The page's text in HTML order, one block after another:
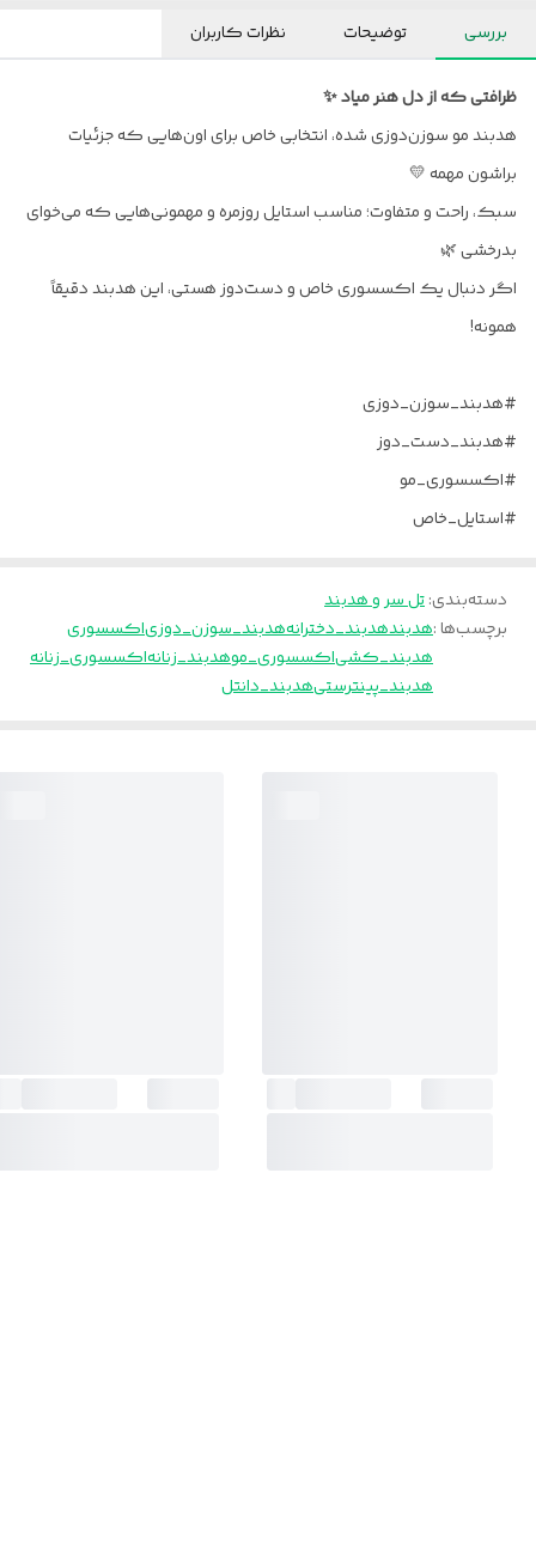
بررسی توضیحات نظرات کاربران
ظرافتی که از دل هنر میاد ✨
هدبند مو سوزن‌دوزی شده، انتخابی خاص برای اون‌هایی که جزئیات
براشون مهمه 💛
سبک، راحت و متفاوت؛ مناسب استایل روزمره و مهمونی‌هایی که می‌خوای
بدرخشی 🌿
اگر دنبال یک اکسسوری خاص و دست‌دوز هستی، این هدبند دقیقاً
همونه!
#هدبند_سوزن_دوزی
#هدبند_دست_دوز
#اکسسوری_مو
#استایل_خاص
دسته‌بندی:تل سر و هدبند
برچسب‌ها :هدبندهدبند_دخترانههدبند_سوزن_دوزیاکسسوری
هدبند_کشیاکسسوری_موهدبند_زنانهاکسسوری_زنانه
هدبند_پینترستیهدبند_دانتل